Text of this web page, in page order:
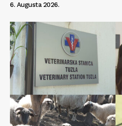
6. Augusta 2026.